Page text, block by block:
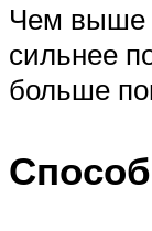
Чем выше
сильнее
больше